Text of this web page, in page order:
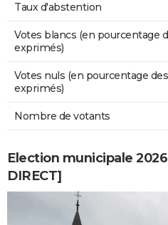
Taux d'abstention
Votes blancs (en pourcentage
exprimés)
Votes nuls (en pourcentage
exprimés)
Nombre de votants
Election municipale
DIRECT]